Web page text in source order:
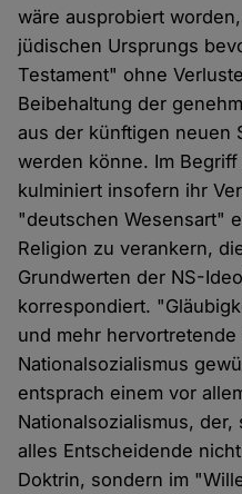
wäre ausprobiert
jüdischen Ursprungs
Testament" ohne
Beibehaltung der
aus der künftigen neuen
werden könne. Im
kulminiert insofern ihr
"deutschen Wesensart"
Religion zu verankern,
Grundwerten der NS-
korrespondiert.
und mehr
Nationalsozialismus
entsprach einem vor
Nationalsozialismus, der,
alles Entscheidende
Doktrin, sondern im